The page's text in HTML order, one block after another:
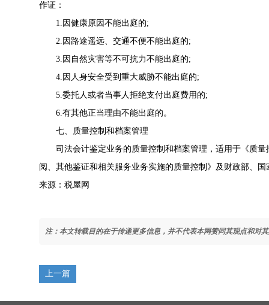
作证：
1.因健康原因不能出庭的;
2.因路途遥远、交通不便不能出庭的;
3.因自然灾害等不可抗力不能出庭的;
4.因人身安全受到重大威胁不能出庭的;
5.委托人或者当事人拒绝支付出庭费用的;
6.有其他正当理由不能出庭的。
七、质量控制和档案管理
司法会计鉴定业务的质量控制和档案管理，适用于《质量
阅、其他鉴证和相关服务业务实施的质量控制 》及财政部、
来源：税屋网
注：本文转载目的在于传递更多信息，并不代表本网赞同其观点和对
上一篇